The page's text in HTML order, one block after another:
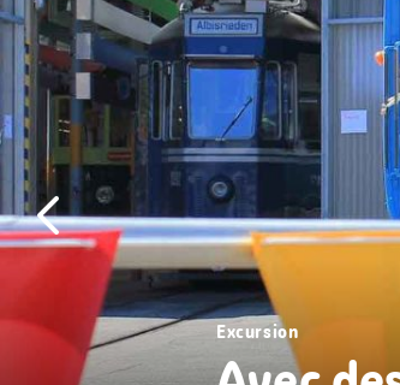
Excursion